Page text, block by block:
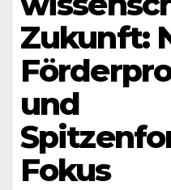
Zukunft:
und
Fokus